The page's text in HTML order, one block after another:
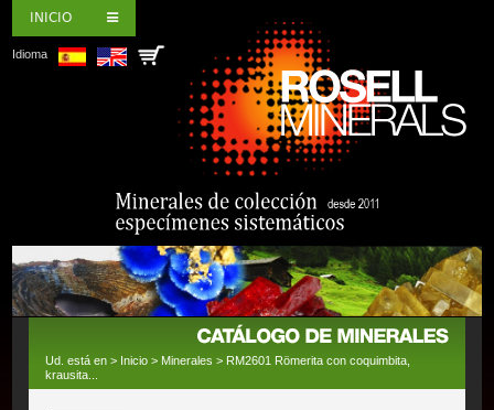
INICIO
Idioma
Ud. está en > Inicio > Minerales > RM2601 Römerita con coquimbita,
krausita...